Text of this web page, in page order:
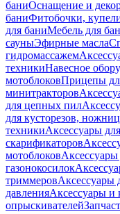
баниОснащение и
баниФитобочки,
для баниМебель для
сауныЭфирные масла
гидромассажем
техникиНавесное
мотоблоковПрицепы
минитракторов
для цепных пил
для кусторезов,
техникиАксессуары
скарификаторов
мотоблоковАксессуары
газонокосилок
триммеровАксессуары
давленияАксессуары и
опрыскивателей